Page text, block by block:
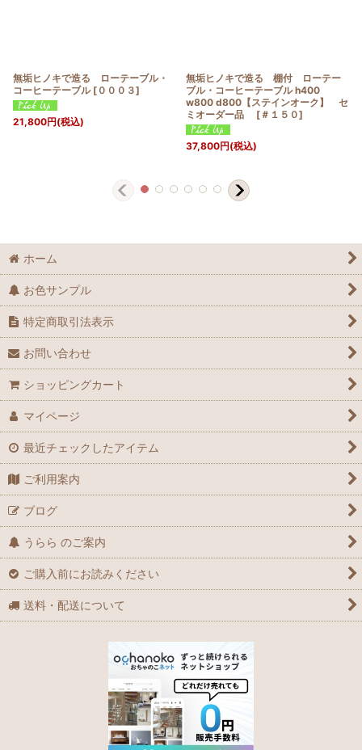
無垢ヒノキで造る ローテーブル・
コーヒーテーブル [ ０００３]
21,800円(税込)
無垢ヒノキで造る 棚付 ローテー
ブル・コーヒーテーブル h400
w800 d800【ステインオーク】 セ
ミオーダー品 [ ＃１５０]
37,800円(税込)
ホーム
お色サンプル
特定商取引法表示
お問い合わせ
ショッピングカート
マイページ
最近チェックしたアイテム
ご利用案内
ブログ
うらら のご案内
ご購入前にお読みください
送料・配送について